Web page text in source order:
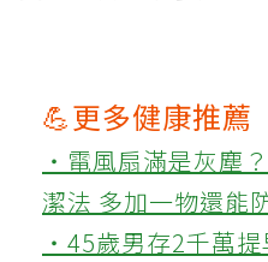
💪更多健康推薦
‧電風扇滿是灰塵
潔法 多加一物還能
‧45歲男存2千萬